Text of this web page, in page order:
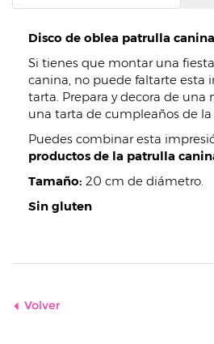
Disco de oblea patrulla
Si tienes que montar una
canina, no puede faltarte esta
tarta. Prepara y decora de una
una tarta de cumpleaños de
Puedes combinar esta
productos de la patrulla
Tamaño: 20 cm de diámetro.
Sin gluten
Volver